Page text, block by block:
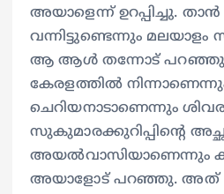
അയാളെന്ന് ഉറപ്പിച്ചു.
വന്നിട്ടുണ്ടെന്നും മലയാളം
ആ ആള്‍ തന്നോട്
കേരളത്തില്‍
ചെറിയനാടാണെന്നും
സുകുമാരക്കുറിപ്പിന്റെ
അയല്‍വാസിയാണെന്നും
അയാളോട് പറഞ്ഞു. അത്